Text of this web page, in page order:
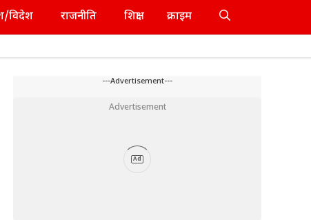
विदेश राजनीति शिक्षा क्राइम
---Advertisement---
Advertisement
Ad